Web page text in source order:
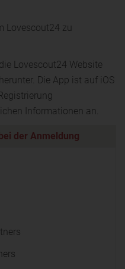
Lovescout24 zu
Lovescout24 Website
Die App ist auf iOS
Informationen an.
der Anmeldung